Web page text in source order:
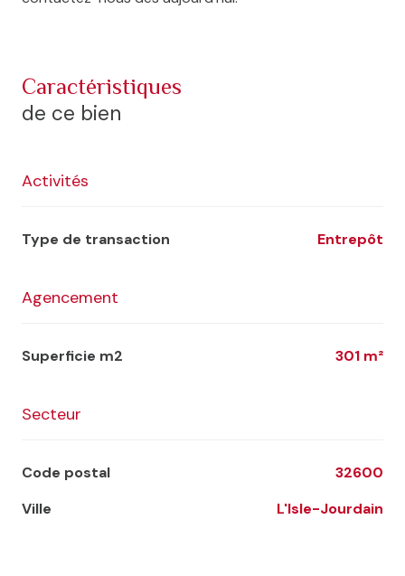
caractéristiques
de ce bien
Activités
Type de transaction Entrepôt
Agencement
Superficie m2 301 m²
Secteur
Code postal
32600
Ville
L'Isle-Jourdain